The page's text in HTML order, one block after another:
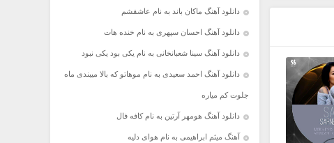
دانلود آهنگ ماکان باند به نام عاشقشم
دانلود آهنگ احسان سپهری به نام خنده هات
دانلود آهنگ سینا شعبانخانی به نام یکی بود یکی نبود
دانلود آهنگ احمد سعیدی به نام موهاتو که بالا میبندی ماه
جلوت کم میاره
دانلود آهنگ هومهر آرتین به نام کافه فال
آهنگ میثم ابراهیمی به نام هوای دلیه